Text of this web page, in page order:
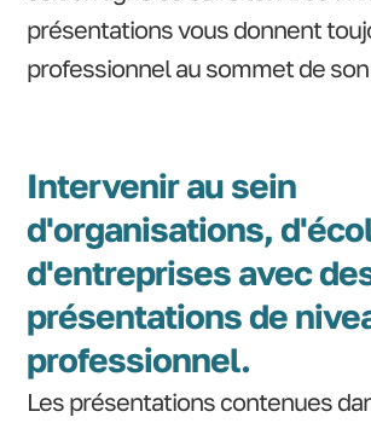
présentations vous donnent
professionnel au sommet de
Intervenir au sein
d'organisations,
d'entreprises avec
présentations de
professionnel.
Les présentations contenues